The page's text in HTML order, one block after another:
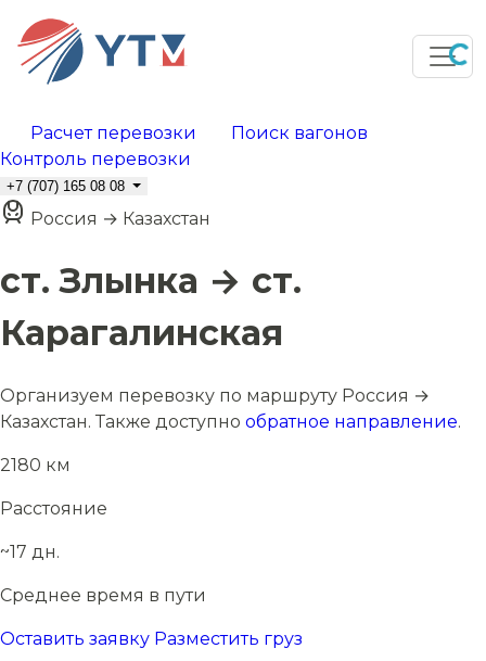
Расчет перевозки
Поиск вагонов
Контроль перевозки
+7 (707) 165 08 08
Россия → Казахстан
ст. Злынка → ст.
Карагалинская
Организуем перевозку по маршруту Россия →
Казахстан. Также доступно обратное направление.
2180 км
Расстояние
~17 дн.
Среднее время в пути
Оставить заявку Разместить груз